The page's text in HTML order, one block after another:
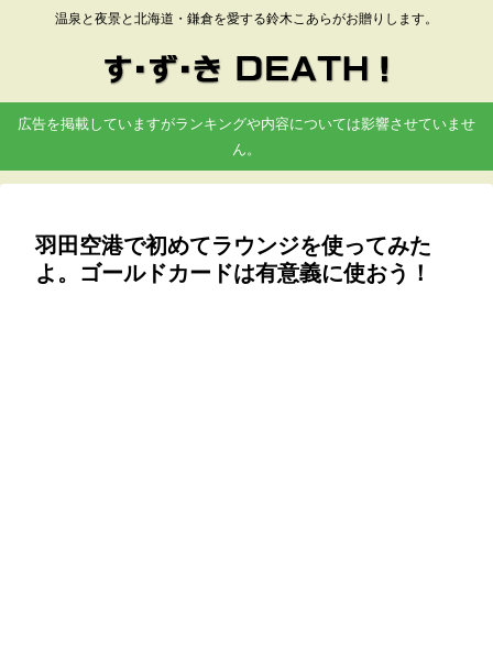
温泉と夜景と北海道・鎌倉を愛する鈴木こあらがお贈りします。
広告を掲載していますがランキングや内容については影響させていませ
ん。
羽田空港で初めてラウンジを使ってみた
よ。ゴールドカードは有意義に使おう！